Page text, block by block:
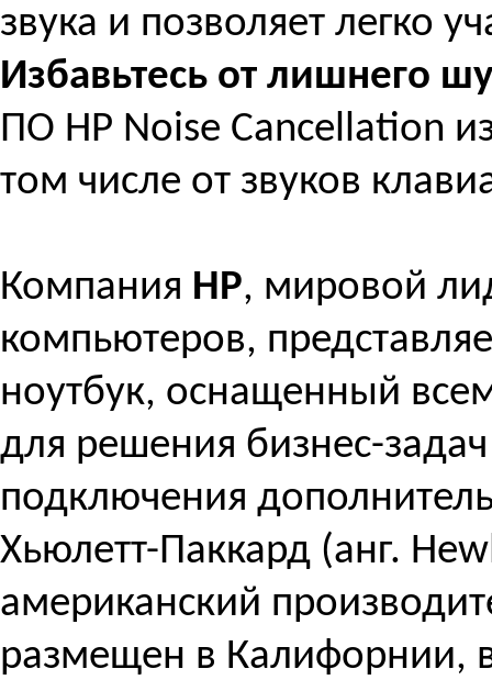
звука и позволяет легко
Избавьтесь от лишнего
ПО HP Noise Cancellation
том числе от звуков
Компания HP, мировой
компьютеров,
ноутбук, оснащенный
для решения бизнес-
подключения
Хьюлетт-Паккард (анг.
американский
размещен в Калифорнии,